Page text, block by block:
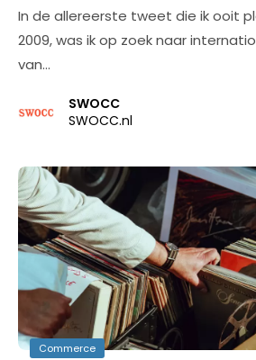
In de allereerste tweet die ik ooit
2009, was ik op zoek naar
van…
SWOCC
SWOCC.nl
Commerce